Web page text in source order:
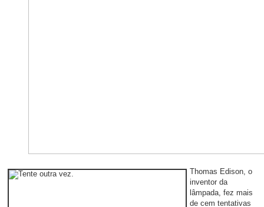
Thomas Edison, o
inventor da
lâmpada, fez mais
de cem tentativas